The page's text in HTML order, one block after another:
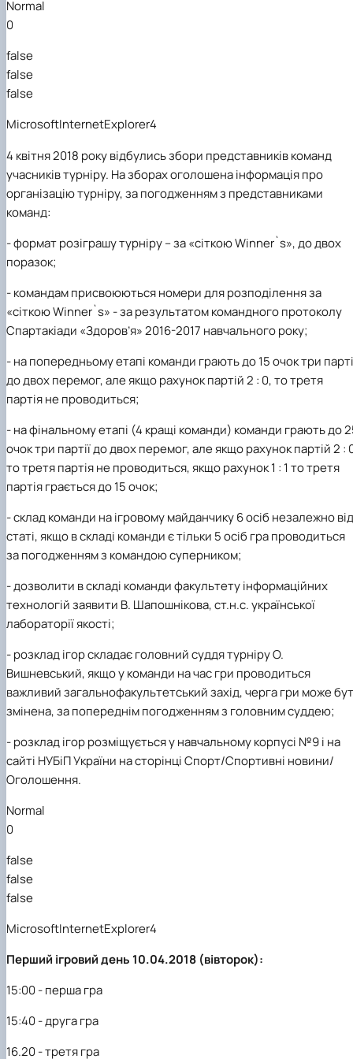
Договори про співпрацю
Normal
0
false
false
false
MicrosoftInternetExplorer4
4 квітня 2018 року відбулись збори представників команд
учасників турніру. На зборах оголошена інформація про
організацію турніру, за погодженням з представниками
команд:
- формат розіграшу турніру – за «сіткою Winner`s», до двох
поразок;
- командам присвоюються номери для розподілення за
«сіткою Winner`s» - за результатом командного протоколу
Спартакіади «Здоров’я» 2016-2017 навчального року;
- на попередньому етапі команди грають до 15 очок три
до двох перемог, але якщо рахунок партій 2 : 0, то третя
партія не проводиться;
- на фінальному етапі (4 кращі команди) команди грають до
очок три партії до двох перемог, але якщо рахунок партій 2 :
то третя партія не проводиться, якщо рахунок 1 : 1 то третя
партія грається до 15 очок;
- склад команди на ігровому майданчику 6 осіб незалежно від
статі, якщо в складі команди є тільки 5 осіб гра проводиться
за погодженням з командою суперником;
- дозволити в складі команди факультету інформаційних
технологій заявити В. Шапошнікова, ст.н.с. української
лабораторії якості;
- розклад ігор складає головний суддя турніру О.
Вишневський, якщо у команди на час гри проводиться
важливий загальнофакультетський захід, черга гри може
змінена, за попереднім погодженням з головним суддею;
- розклад ігор розміщується у навчальному корпусі №9 і на
сайті НУБіП України на сторінці Спорт/Спортивні новини/
Оголошення.
Normal
0
false
false
false
MicrosoftInternetExplorer4
Перший ігровий день 10.04.2018 (вівторок):
15:00 - перша гра
15:40 - друга гра
16.20 - третя гра